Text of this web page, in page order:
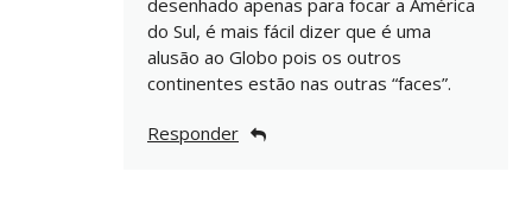
desenhado apenas para focar a América
do Sul, é mais fácil dizer que é uma
alusão ao Globo pois os outros
continentes estão nas outras “faces”.
Responder